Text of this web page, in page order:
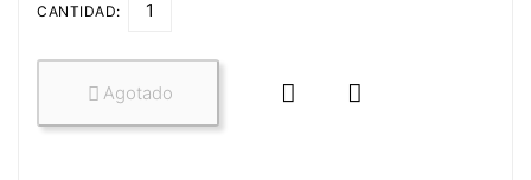
CANTIDAD:
 Agotado  